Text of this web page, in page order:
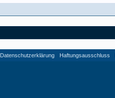
Datenschutzerklärung Haftungsausschluss